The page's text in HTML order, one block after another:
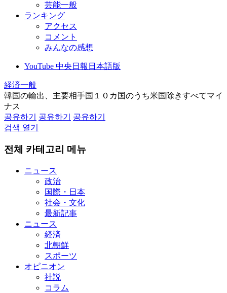
芸能一般
ランキング
アクセス
コメント
みんなの感想
YouTube 中央日報日本語版
経済一般
韓国の輸出、主要相手国１０カ国のうち米国除きすべてマイ
ナス
공유하기
공유하기
공유하기
검색 열기
전체 카테고리 메뉴
ニュース
政治
国際・日本
社会・文化
最新記事
ニュース
経済
北朝鮮
スポーツ
オピニオン
社説
コラム